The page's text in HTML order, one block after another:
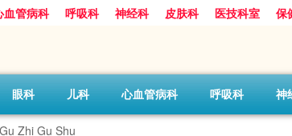
血管病科 呼吸科 神经科 皮肤科 医技科室 保
眼科 儿科 心血管病科 呼吸科 神
Zhi Gu Shu